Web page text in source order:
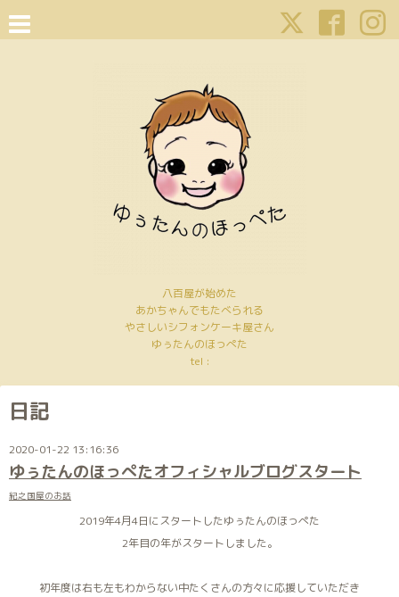
八百屋が始めた
あかちゃんでもたべられる
やさしいシフォンケーキ屋さん
ゆぅたんのほっぺた
tel :
日記
2020-01-22 13:16:36
ゆぅたんのほっぺたオフィシャルブログスタート
紀之国屋のお話
2019年4月4日にスタートしたゆぅたんのほっぺた
2年目の年がスタートしました。
初年度は右も左もわからない中たくさんの方々に応援していただき